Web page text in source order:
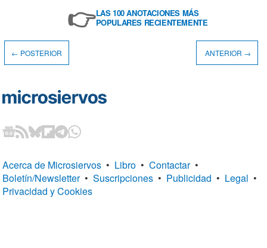
👉LAS 100 ANOTACIONES MÁS
POPULARES RECIENTEMENTE
← POSTERIOR ANTERIOR →
Acerca de Microsiervos • Libro • Contactar •
Boletín/Newsletter • Suscripciones • Publicidad • Legal •
Privacidad y Cookies